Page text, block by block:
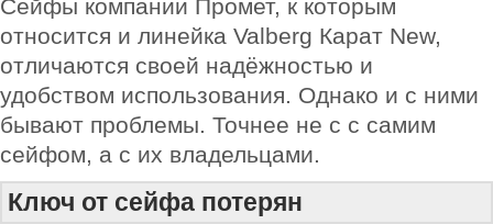
Сейфы компании Промет, к которым
относится и линейка Valberg Карат New,
отличаются своей надёжностью и
удобством использования. Однако и с ними
бывают проблемы. Точнее не с с самим
сейфом, а с их владельцами.
Ключ от сейфа потерян